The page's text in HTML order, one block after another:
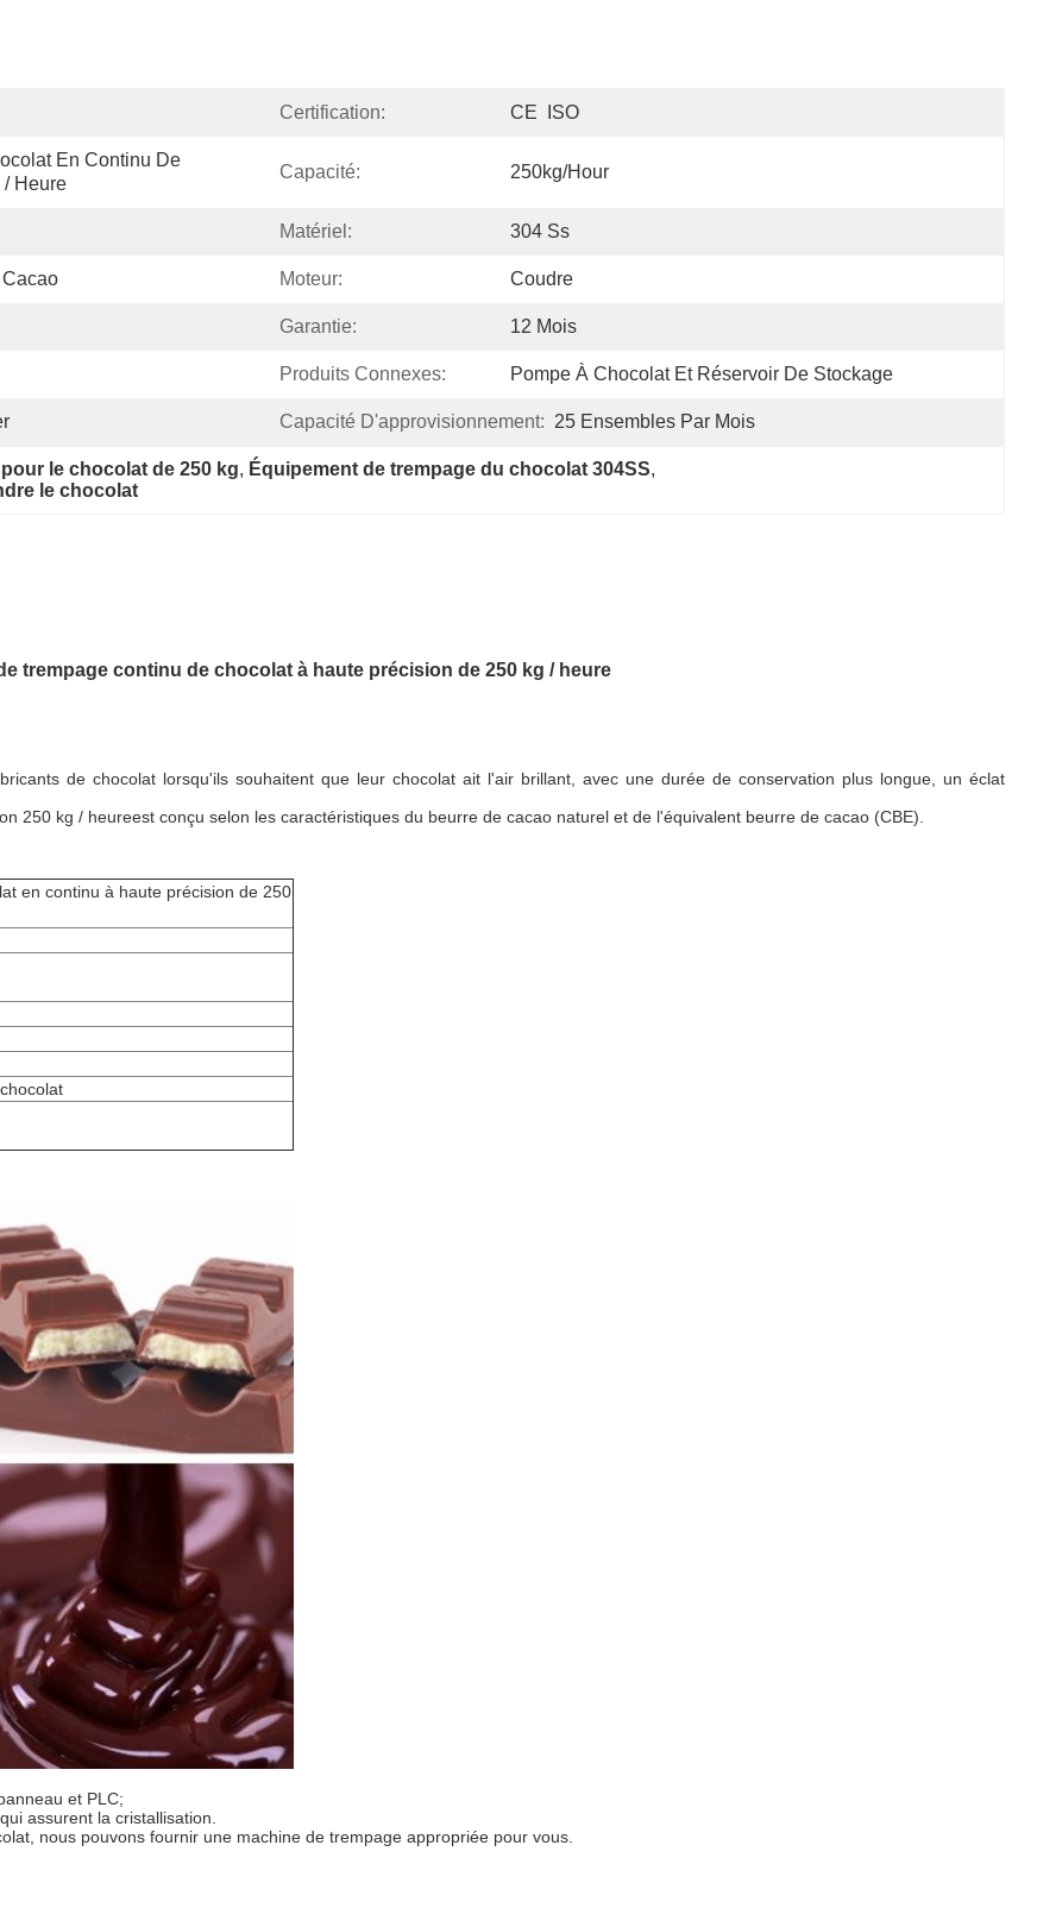
Certification: CE  ISO
En Continu De
/ Heure
Capacité: 250kg/hour
Matériel: 304 Ss
Moteur: Coudre
Garantie: 12 Mois
Produits Connexes: Pompe À Chocolat Et Réservoir De Stockage
Capacité D'approvisionnement: 25 Ensembles Par Mois
le chocolat de 250 kg, Équipement de trempage du chocolat 304SS,
le chocolat
trempage continu de chocolat à haute précision de 250 kg / heure
de chocolat lorsqu'ils souhaitent que leur chocolat ait l'air brillant, avec une durée de conservation plus longue, un éclat
250 kg / heureest conçu selon les caractéristiques du beurre de cacao naturel et de l'équivalent beurre de cacao (CBE).
en continu à haute précision de 250
et PLC;
assurent la cristallisation.
nous pouvons fournir une machine de trempage appropriée pour vous.